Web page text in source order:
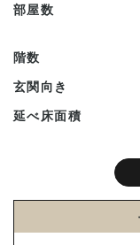
部屋数
階数
玄関向き
延べ床面積